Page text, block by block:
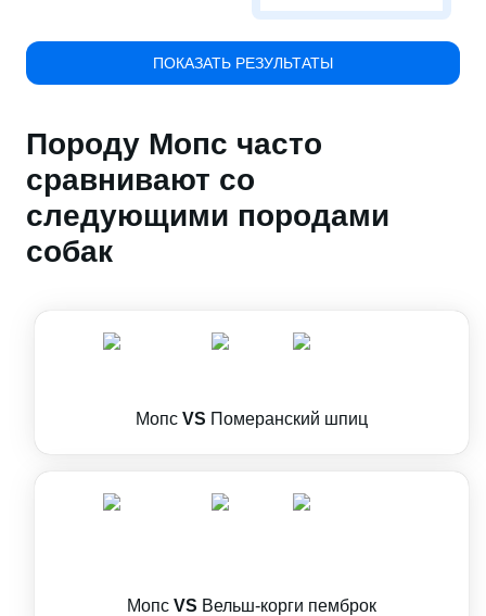
ПОКАЗАТЬ РЕЗУЛЬТАТЫ
Породу Мопс часто
сравнивают со
следующими породами
собак
Мопс VS Померанский шпиц
Мопс VS Вельш-корги пемброк